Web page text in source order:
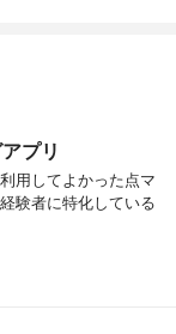
プリ
用してよかった点マ
験者に特化している